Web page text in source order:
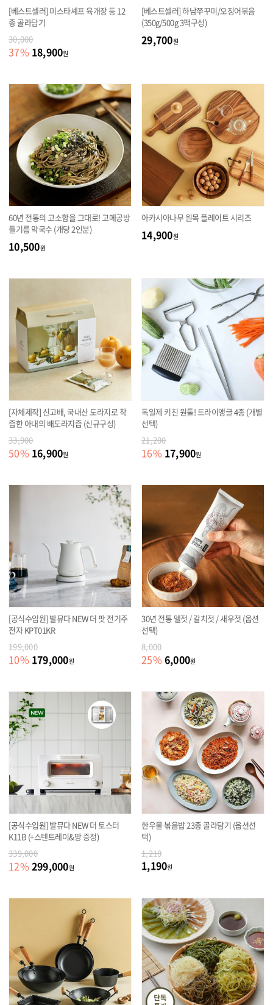
[베스트셀러] 미스타셰프 육개장 등 12
종 골라담기
30,000
37% 18,900원
[베스트셀러] 하남쭈꾸미/오징어볶음
(350g/500g 3팩구성)
29,700원
60년 전통의 고소함을 그대로! 고메공방
들기름 막국수 (개당 2인분)
10,500원
아카시아나무 원목 플레이트 시리즈
14,900원
[자체제작] 신고배, 국내산 도라지로 착
즙한 아내의 배도라지즙 (신규구성)
33,900
50% 16,900원
독일제 키친 원툴! 트라이앵글 4종 (개별
선택)
21,200
16% 17,900원
[공식수입원] 발뮤다 NEW 더 팟 전기주
전자 KPT01KR
199,000
10% 179,000원
30년 전통 멜젓 / 갈치젓 / 새우젓 (옵션
선택)
8,000
25% 6,000원
[공식수입원] 발뮤다 NEW 더 토스터
K11B (+스텐트레이&망 증정)
339,000
12% 299,000원
한우물 볶음밥 23종 골라담기 (옵션선
택)
1,210
1,190원